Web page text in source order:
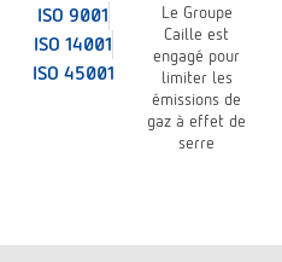
ISO 9001
ISO 14001
ISO 45001
Le Groupe
Caille est
engagé pour
limiter les
émissions de
gaz à effet de
serre